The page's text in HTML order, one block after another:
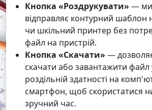
Кнопка «Роздрукувати» —
відправляє контурний
чи шкільний принтер без
файл на пристрій.
Кнопка «Скачати» —
скачати або завантажити файл
роздільній здатності на
смартфон, щоб скористатися
зручний час.